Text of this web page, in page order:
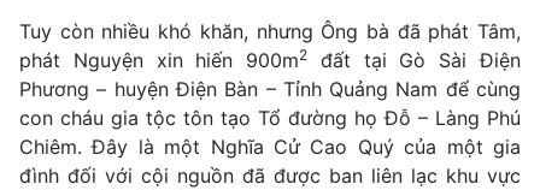
Tuy còn nhiều khó khăn, nhưng Ông bà đã phát Tâm,
phát Nguyện xin hiến 900m2
đất tại Gò Sài Điện
Phương – huyện Điện Bàn – Tỉnh Quảng Nam để cùng
con cháu gia tộc tôn tạo Tổ đường họ Đỗ – Làng Phú
Chiêm. Đây là một Nghĩa Cử Cao Quý của một gia
đình đối với cội nguồn đã được ban liên lạc khu vực